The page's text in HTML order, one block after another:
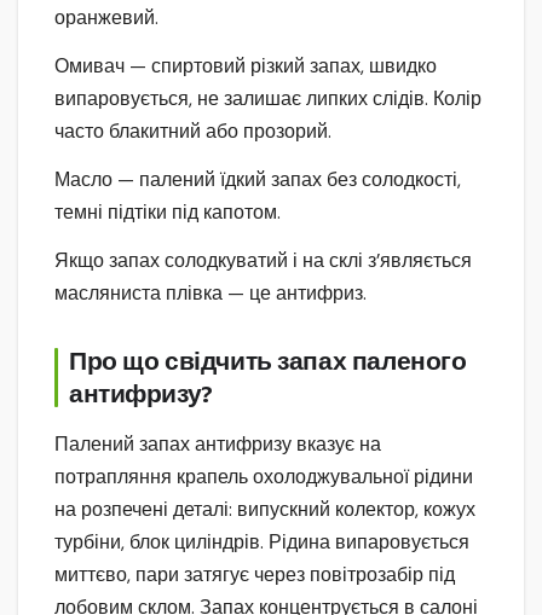
оранжевий.
Омивач — спиртовий різкий запах, швидко
випаровується, не залишає липких слідів. Колір
часто блакитний або прозорий.
Масло — палений їдкий запах без солодкості,
темні підтіки під капотом.
Якщо запах солодкуватий і на склі з’являється
масляниста плівка — це антифриз.
Про що свідчить запах паленого
антифризу?
Палений запах антифризу вказує на
потрапляння крапель охолоджувальної рідини
на розпечені деталі: випускний колектор, кожух
турбіни, блок циліндрів. Рідина випаровується
миттєво, пари затягує через повітрозабір під
лобовим склом. Запах концентрується в салоні